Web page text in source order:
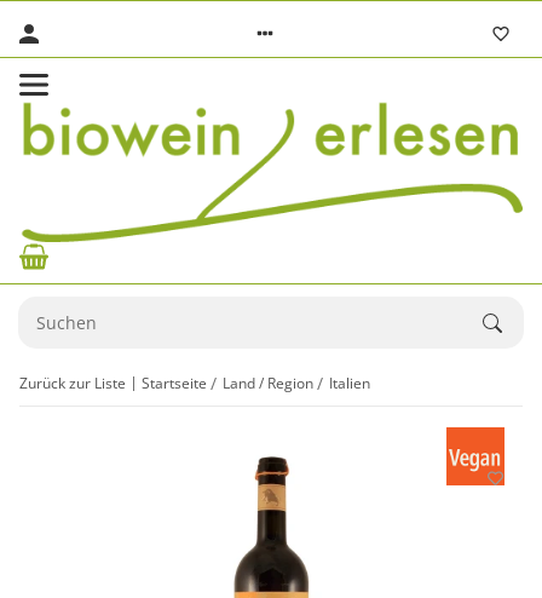
Zurück zur Liste Startseite Land / Region Italien